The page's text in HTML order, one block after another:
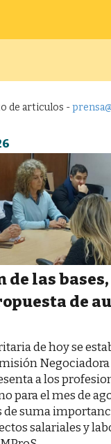
de articulos -
de las
de
de hoy se
a los
para el mes de
de suma
salariales y